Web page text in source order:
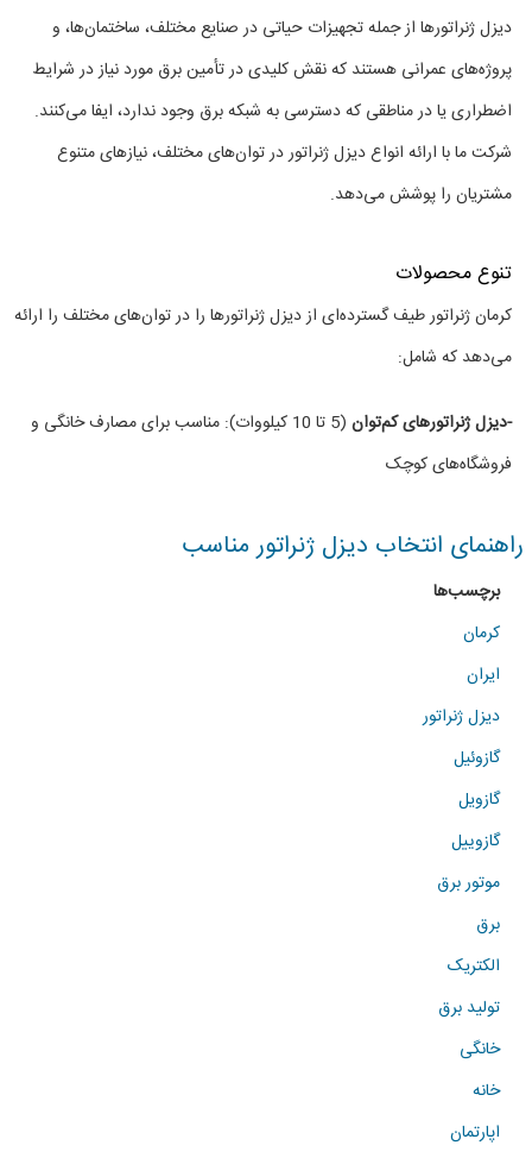
فروش
انواع
دیزل
ژنراتور
در
های
مختلف
دیزل ژنراتورها از جمله تجهیزات حیاتی در صنایع مختلف، ساختمان‌ها، و
پروژه‌های عمرانی هستند که نقش کلیدی در تأمین برق مورد نیاز در شرایط
اضطراری یا در مناطقی که دسترسی به شبکه برق وجود ندارد، ایفا می‌کنند.
شرکت ما با ارائه انواع دیزل ژنراتور در توان‌های مختلف، نیازهای متنوع
مشتریان را پوشش می‌دهد.
تنوع محصولات
کرمان ژنراتور طیف گسترده‌ای از دیزل ژنراتورها را در توان‌های مختلف را ارائه
می‌دهد که شامل:
-دیزل ژنراتورهای کم‌توان
(5 تا 10 کیلووات): مناسب برای مصارف خانگی و
فروشگاه‌های کوچک
راهنمای انتخاب دیزل ژنراتور مناسب
برچسب‌ها
کرمان
ایران
دیزل ژنراتور
گازوئیل
گازویل
گازوییل
موتور برق
برق
الکتریک
تولید برق
خانگی
خانه
اپارتمان